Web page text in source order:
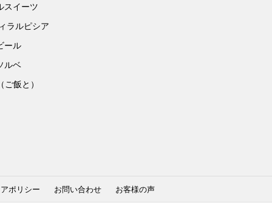
スイーツ
ラルピシア
ール
ルベ
飯と）
ポリシー お問い合わせ お客様の声